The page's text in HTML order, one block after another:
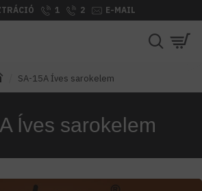
1 2 E-MAIL
SA-15A Íves sarokelem
Íves sarokelem